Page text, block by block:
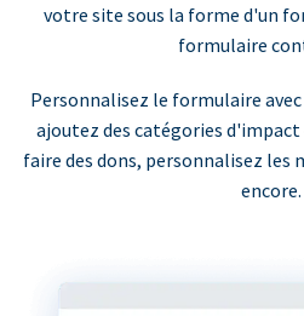
votre site sous la forme d'un
formulaire
Personnalisez le formulaire
ajoutez des catégories
faire des dons, personnalisez les
encore.